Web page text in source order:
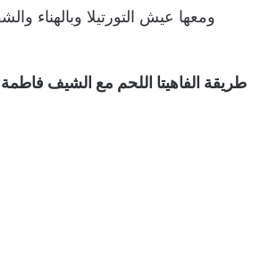
ومعها عيش التورتيلا وبالهناء
طريقة الفاهيتا اللحم مع الشيف فاطمة